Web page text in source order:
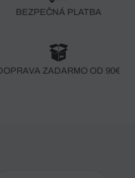
BEZPEČNÁ PLATBA
ZADARMO OD 90€